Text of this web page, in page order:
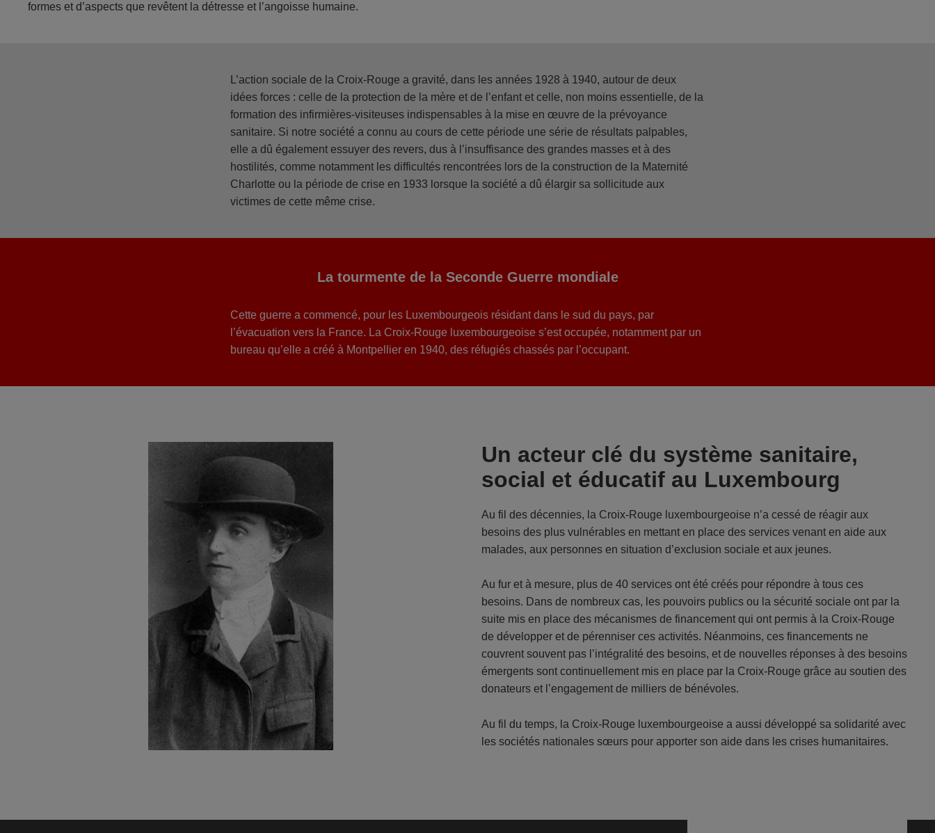
formes et d’aspects que revêtent la détresse et l’angoisse humaine.
L’action sociale de la Croix-Rouge a gravité, dans les années 1928 à 1940, autour de deux
idées forces : celle de la protection de la mère et de l’enfant et celle, non moins essentielle, de la
formation des infirmières-visiteuses indispensables à la mise en œuvre de la prévoyance
sanitaire. Si notre société a connu au cours de cette période une série de résultats palpables,
elle a dû également essuyer des revers, dus à l’insuffisance des grandes masses et à des
hostilités, comme notamment les difficultés rencontrées lors de la construction de la Maternité
Charlotte ou la période de crise en 1933 lorsque la société a dû élargir sa sollicitude aux
victimes de cette même crise.
La tourmente de la Seconde Guerre mondiale
Cette guerre a commencé, pour les Luxembourgeois résidant dans le sud du pays, par
l’évacuation vers la France. La Croix-Rouge luxembourgeoise s’est occupée, notamment par un
bureau qu’elle a créé à Montpellier en 1940, des réfugiés chassés par l’occupant.
Un acteur clé du système sanitaire,
social et éducatif au Luxembourg
Au fil des décennies, la Croix-Rouge luxembourgeoise n’a cessé de réagir aux
besoins des plus vulnérables en mettant en place des services venant en aide aux
malades, aux personnes en situation d’exclusion sociale et aux jeunes.
Au fur et à mesure, plus de 40 services ont été créés pour répondre à tous ces
besoins. Dans de nombreux cas, les pouvoirs publics ou la sécurité sociale ont par la
suite mis en place des mécanismes de financement qui ont permis à la Croix-Rouge
de développer et de pérenniser ces activités. Néanmoins, ces financements ne
couvrent souvent pas l’intégralité des besoins, et de nouvelles réponses à des besoins
émergents sont continuellement mis en place par la Croix-Rouge grâce au soutien des
donateurs et l’engagement de milliers de bénévoles.
Au fil du temps, la Croix-Rouge luxembourgeoise a aussi développé sa solidarité avec
les sociétés nationales sœurs pour apporter son aide dans les crises humanitaires.